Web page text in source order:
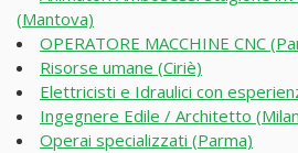
(Mantova)
OPERATORE MACCHINE CNC
Risorse umane (Ciriè)
Elettricisti e Idraulici con
Ingegnere Edile / Architetto
Operai specializzati (Parma)